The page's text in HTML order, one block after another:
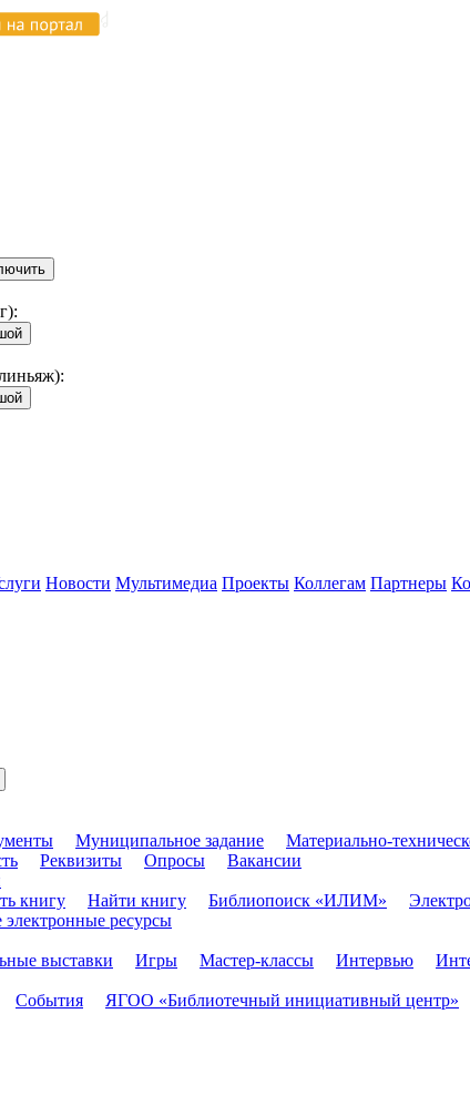
Новости Мультимедиа Проекты Коллегам Партнеры
Муниципальное задание Материально-
Реквизиты Опросы
Вакансии
книгу Найти книгу Библиопоиск «ИЛИМ»
ресурсы
выставки Игры Мастер-классы Интервью
События ЯГОО «Библиотечный инициативный центр»